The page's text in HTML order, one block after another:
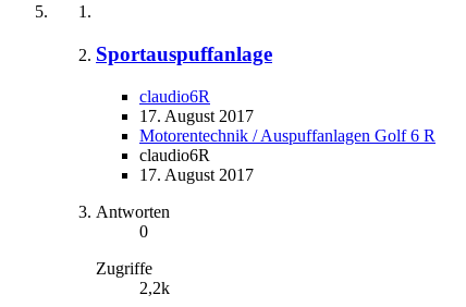
Sportauspuffanlage
claudio6R
17. August 2017
Motorentechnik / Auspuffanlagen Golf 6 R
claudio6R
17. August 2017
Antworten
0
Zugriffe
2,2k